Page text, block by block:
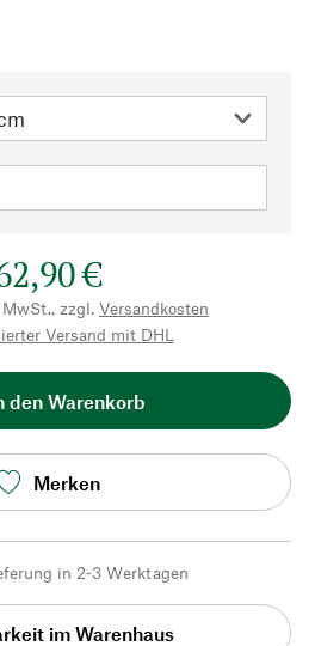
€
zzgl. Versandkosten
Versand mit DHL
den Warenkorb
Merken
in 2-3 Werktagen
im Warenhaus